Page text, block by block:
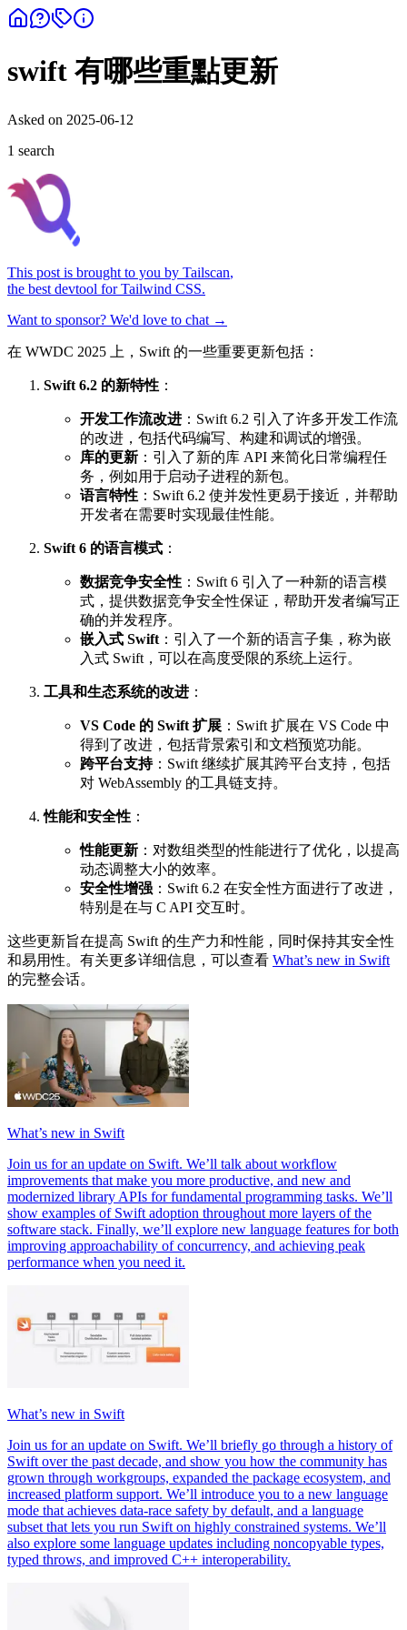
swift 有哪些重點更新
Asked on 2025-06-12
1 search
This post is brought to you by Tailscan,
the best devtool for Tailwind CSS.
Want to sponsor? We'd love to chat →
在 WWDC 2025 上，Swift 的一些重要更新包括：
Swift 6.2 的新特性 ：
开发工作流改进 ：Swift 6.2 引入了许多开发工作流
的改进，包括代码编写、构建和调试的增强。
库的更新 ：引入了新的库 API 来简化日常编程任
务，例如用于启动子进程的新包。
语言特性 ：Swift 6.2 使并发性更易于接近，并帮助
开发者在需要时实现最佳性能。
Swift 6 的语言模式 ：
数据竞争安全性 ：Swift 6 引入了一种新的语言模
式，提供数据竞争安全性保证，帮助开发者编写正
确的并发程序。
嵌入式 Swift ：引入了一个新的语言子集，称为嵌
入式 Swift，可以在高度受限的系统上运行。
工具和生态系统的改进 ：
VS Code 的 Swift 扩展 ：Swift 扩展在 VS Code 中
得到了改进，包括背景索引和文档预览功能。
跨平台支持：Swift 继续扩展其跨平台支持，包括
对 WebAssembly 的工具链支持。
性能和安全性 ：
性能更新 ：对数组类型的性能进行了优化，以提高
动态调整大小的效率。
安全性增强 ：Swift 6.2 在安全性方面进行了改进，
特别是在与 C API 交互时。
这些更新旨在提高 Swift 的生产力和性能，同时保持其安全性
和易用性。有关更多详细信息，可以查看 What’s new in Swift
的完整会话。
What’s new in Swift
Join us for an update on Swift. We’ll talk about workflow
improvements that make you more productive, and new and
modernized library APIs for fundamental programming tasks. We’ll
show examples of Swift adoption throughout more layers of the
software stack. Finally, we’ll explore new language features for both
improving approachability of concurrency, and achieving peak
performance when you need it.
What’s new in Swift
Join us for an update on Swift. We’ll briefly go through a history of
Swift over the past decade, and show you how the community has
grown through workgroups, expanded the package ecosystem, and
increased platform support. We’ll introduce you to a new language
mode that achieves data-race safety by default, and a language
subset that lets you run Swift on highly constrained systems. We’ll
also explore some language updates including noncopyable types,
typed throws, and improved C++ interoperability.